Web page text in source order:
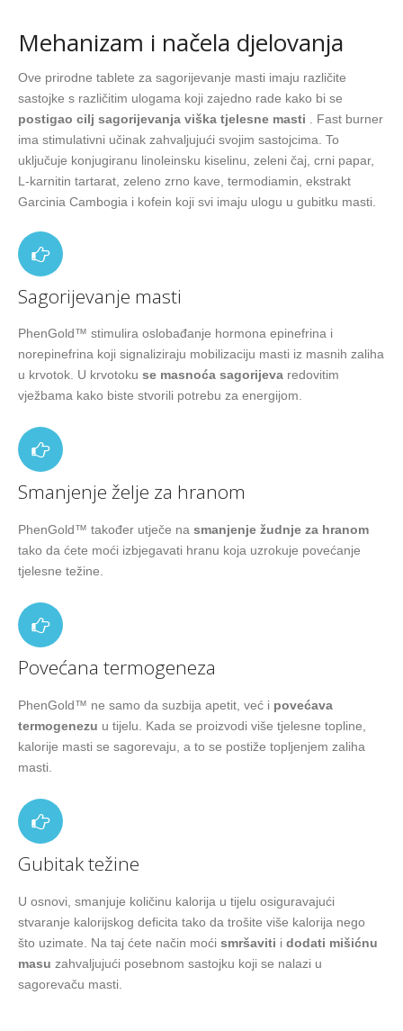
Mehanizam i načela djelovanja
Ove prirodne tablete za sagorijevanje masti imaju različite
sastojke s različitim ulogama koji zajedno rade kako bi se
postigao cilj sagorijevanja viška tjelesne masti . Fast burner
ima stimulativni učinak zahvaljujući svojim sastojcima. To
uključuje konjugiranu linoleinsku kiselinu, zeleni čaj, crni papar,
L-karnitin tartarat, zeleno zrno kave, termodiamin, ekstrakt
Garcinia Cambogia i kofein koji svi imaju ulogu u gubitku masti.
Sagorijevanje masti
PhenGold™ stimulira oslobađanje hormona epinefrina i
norepinefrina koji signaliziraju mobilizaciju masti iz masnih zaliha
u krvotok. U krvotoku se masnoća sagorijeva redovitim
vježbama kako biste stvorili potrebu za energijom.
Smanjenje želje za hranom
PhenGold™ također utječe na smanjenje žudnje za hranom
tako da ćete moći izbjegavati hranu koja uzrokuje povećanje
tjelesne težine.
Povećana termogeneza
PhenGold™ ne samo da suzbija apetit, već i povećava
termogenezu u tijelu. Kada se proizvodi više tjelesne topline,
kalorije masti se sagorevaju, a to se postiže topljenjem zaliha
masti.
Gubitak težine
U osnovi, smanjuje količinu kalorija u tijelu osiguravajući
stvaranje kalorijskog deficita tako da trošite više kalorija nego
što uzimate. Na taj ćete način moći smršaviti i dodati mišićnu
masu zahvaljujući posebnom sastojku koji se nalazi u
sagorevaču masti.